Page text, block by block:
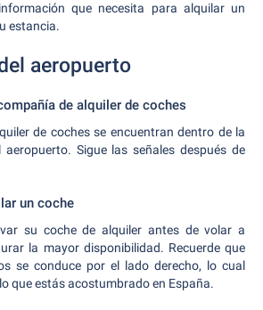
que necesita para alquilar un
estancia.
aeropuerto
de alquiler de coches
de coches se encuentran dentro de la
Sigue las señales después de
un coche
su coche de alquiler antes de volar a
la mayor disponibilidad. Recuerde que
se conduce por el lado derecho, lo cual
que estás acostumbrado en España.